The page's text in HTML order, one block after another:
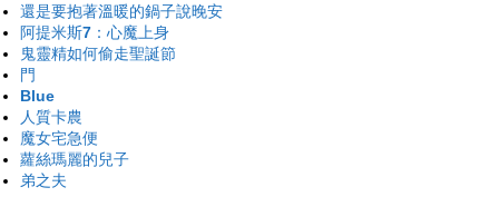
還是要抱著溫暖的鍋子說晚安
阿提米斯7：心魔上身
鬼靈精如何偷走聖誕節
門
Blue
人質卡農
魔女宅急便
蘿絲瑪麗的兒子
弟之夫